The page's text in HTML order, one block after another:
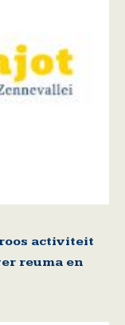
activiteit
reuma en